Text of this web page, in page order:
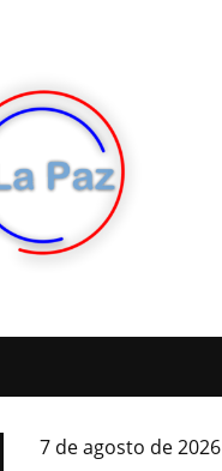
7 de agosto de 2026